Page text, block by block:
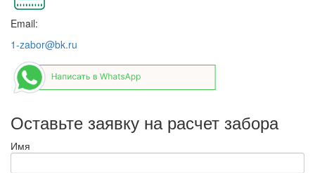
Email:
1-zabor@bk.ru
Оставьте заявку на расчет забора
Имя